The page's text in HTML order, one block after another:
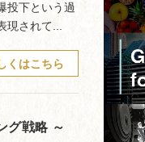
投下という過
されて...
くはこちら
グ戦略 ～